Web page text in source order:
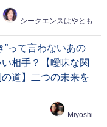
シークエンスはやとも
”って言わないあの
相手？【曖昧な関
道】二つの未来を
Miyoshi